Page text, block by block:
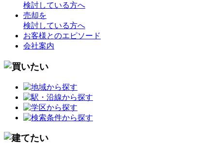
検討している方へ
売却を
検討している方へ
お客様とのエピソード
会社案内